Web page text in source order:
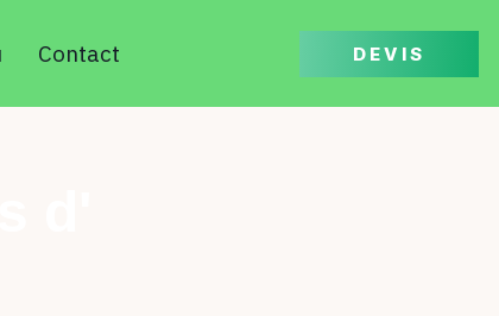
DEVIS
Contact